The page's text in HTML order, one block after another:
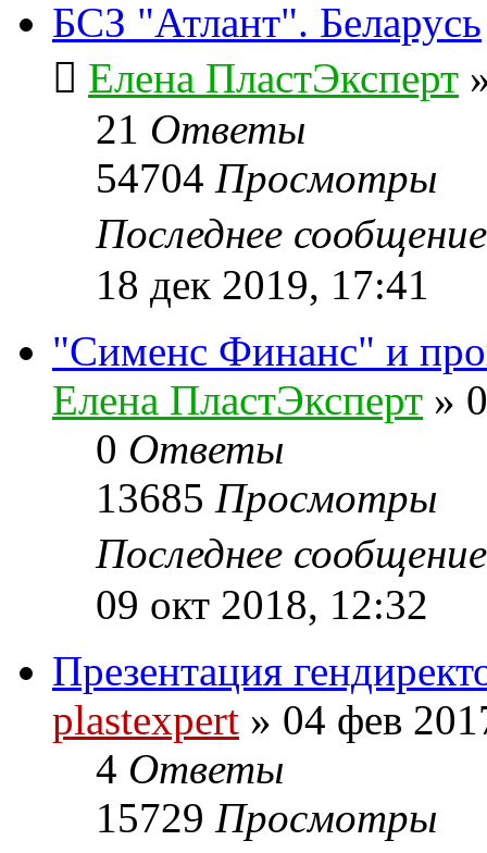
БСЗ "Атлант". Беларусь
Елена ПластЭксперт
21 Ответы
54704 Просмотры
Последнее
18 дек 2019, 17:41
"Сименс Финанс" и
Елена ПластЭксперт »
0 Ответы
13685 Просмотры
Последнее
09 окт 2018, 12:32
Презентация
plastexpert » 04 фев
4 Ответы
15729 Просмотры